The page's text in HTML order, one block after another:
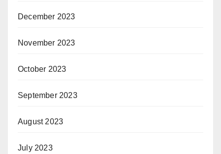
December 2023
November 2023
October 2023
September 2023
August 2023
July 2023